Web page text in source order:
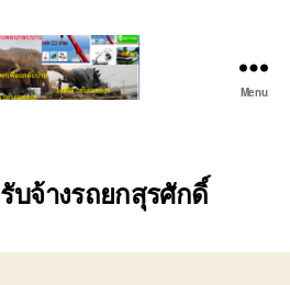
ยก
ของ
ติดต่อ
Menu
รับจ้างรถยกสุรศักดิ์